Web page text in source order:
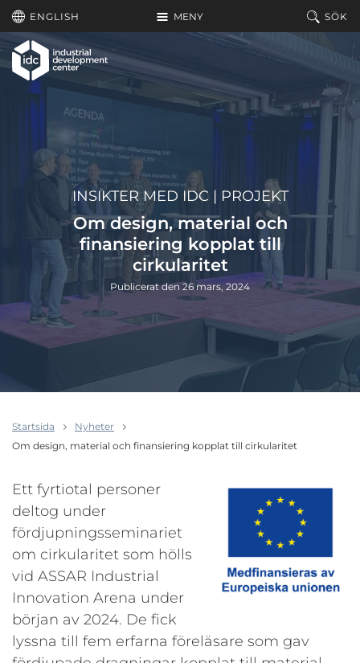
Hoppa till huvudinnehållet
MENY
ENGLISH SÖK
INSIKTER MED IDC| PROJEKT
Om design, material och
finansiering kopplat till
cirkularitet
Publicerat den 26 mars, 2024
Startsida
Nyheter
Om design, material och finansiering kopplat till cirkularitet
Ett fyrtiotal personer
deltog under
fördjupningsseminariet
om cirkularitet som hölls
vid ASSAR Industrial
Innovation Arena under
början av 2024. De fick
lyssna till fem erfarna föreläsare som gav